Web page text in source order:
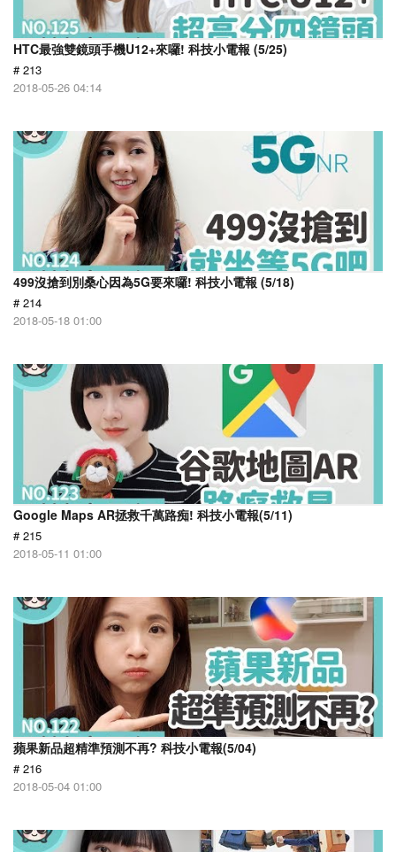
HTC最強雙鏡頭手機U12+來囉! 科技小電報 (5/25)
# 213
2018-05-26 04:14
499沒搶到別桑心因為5G要來囉! 科技小電報 (5/18)
# 214
2018-05-18 01:00
Google Maps AR拯救千萬路痴! 科技小電報(5/11)
# 215
2018-05-11 01:00
蘋果新品超精準預測不再? 科技小電報(5/04)
# 216
2018-05-04 01:00